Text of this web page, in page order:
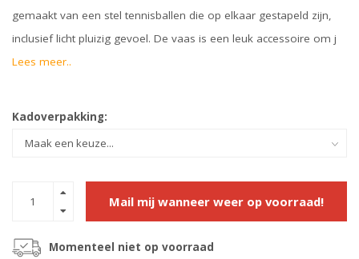
gemaakt van een stel tennisballen die op elkaar gestapeld zijn,
inclusief licht pluizig gevoel. De vaas is een leuk accessoire om j
Lees meer..
Kadoverpakking:
Mail mij wanneer weer op voorraad!
Momenteel niet op voorraad